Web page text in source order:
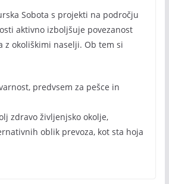
Sobota s projekti na področju
aktivno izboljšuje povezanost
z okoliškimi naselji. Ob tem si
predvsem za pešce in
zdravo življenjsko okolje,
oblik prevoza, kot sta hoja